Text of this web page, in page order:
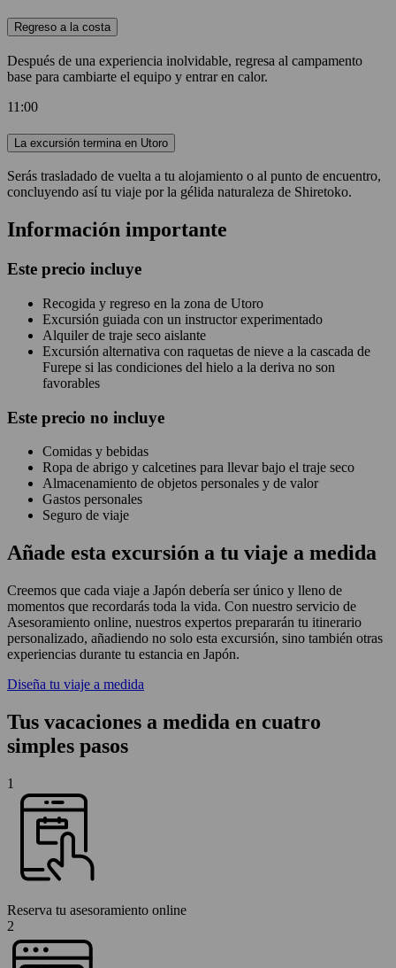
Regreso a la costa
Después de una experiencia inolvidable, regresa al campamento
base para cambiarte el equipo y entrar en calor.
11:00
La excursión termina en Utoro
Serás trasladado de vuelta a tu alojamiento o al punto de encuentro,
concluyendo así tu viaje por la gélida naturaleza de Shiretoko.
Información importante
Este precio incluye
Recogida y regreso en la zona de Utoro
Excursión guiada con un instructor experimentado
Alquiler de traje seco aislante
Excursión alternativa con raquetas de nieve a la cascada de
Furepe si las condiciones del hielo a la deriva no son
favorables
Este precio no incluye
Comidas y bebidas
Ropa de abrigo y calcetines para llevar bajo el traje seco
Almacenamiento de objetos personales y de valor
Gastos personales
Seguro de viaje
Añade esta excursión a tu viaje a medida
Creemos que cada viaje a Japón debería ser único y lleno de
momentos que recordarás toda la vida. Con nuestro servicio de
Asesoramiento online, nuestros expertos prepararán tu itinerario
personalizado, añadiendo no solo esta excursión, sino también otras
experiencias durante tu estancia en Japón.
Diseña tu viaje a medida
Tus vacaciones a medida en cuatro
simples pasos
1
Reserva tu asesoramiento online
2